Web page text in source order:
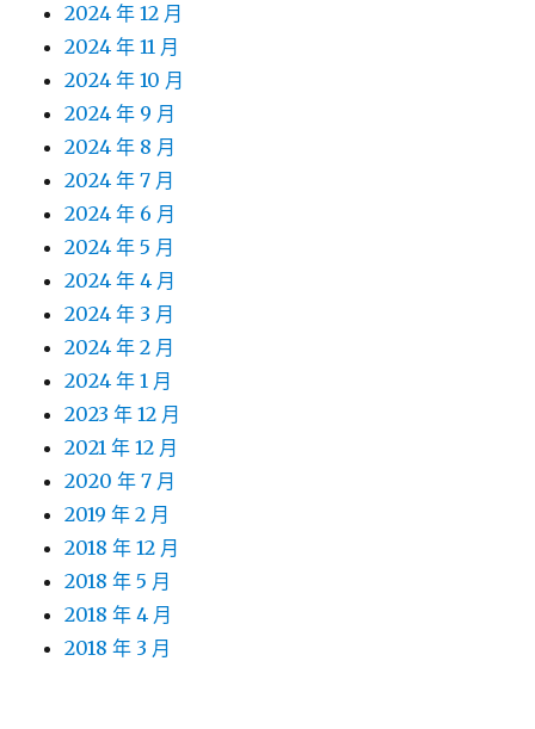
2024 年 12 月
2024 年 11 月
2024 年 10 月
2024 年 9 月
2024 年 8 月
2024 年 7 月
2024 年 6 月
2024 年 5 月
2024 年 4 月
2024 年 3 月
2024 年 2 月
2024 年 1 月
2023 年 12 月
2021 年 12 月
2020 年 7 月
2019 年 2 月
2018 年 12 月
2018 年 5 月
2018 年 4 月
2018 年 3 月